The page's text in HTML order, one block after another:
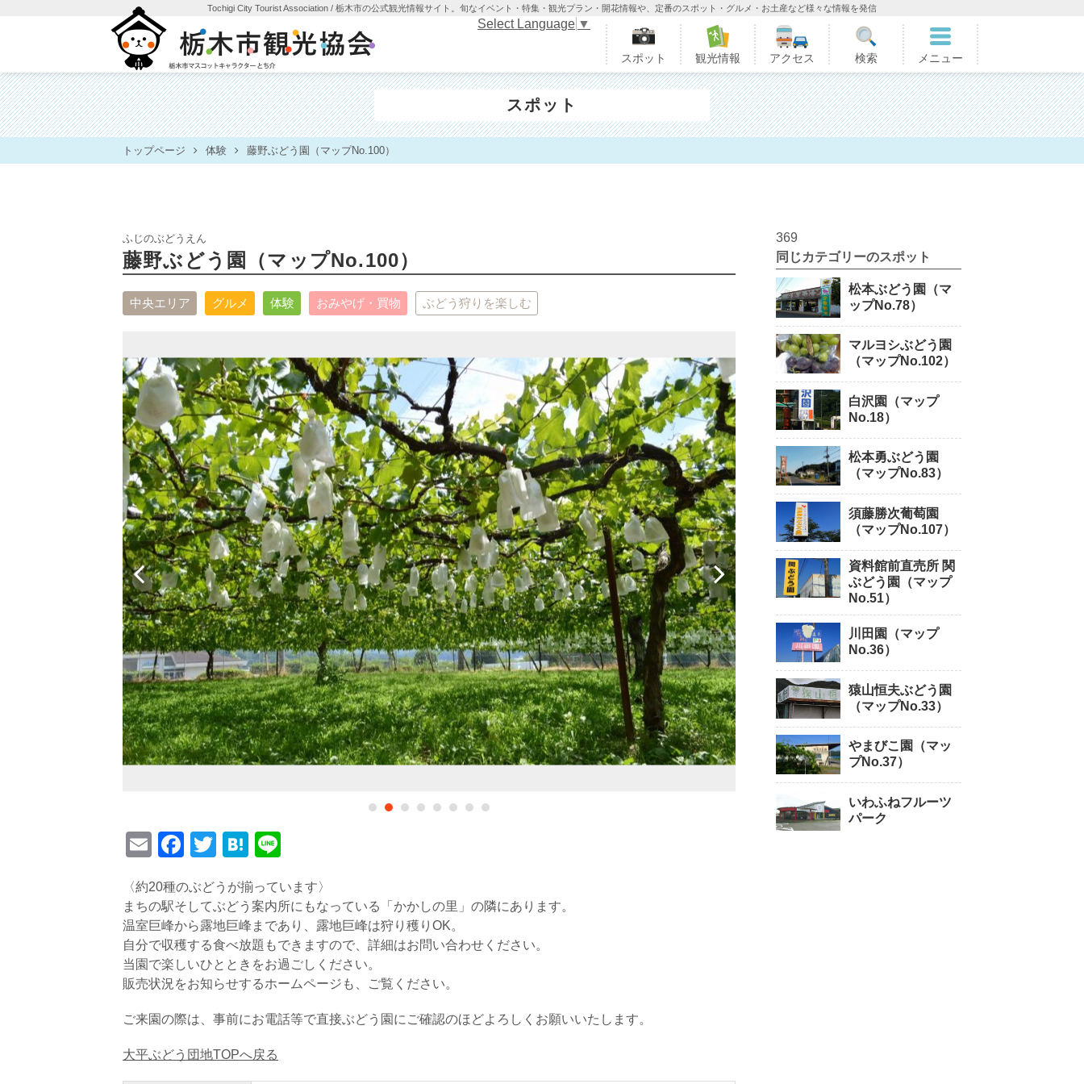
Tochigi City Tourist Association / 栃木市の公式観光情報サイト。旬なイベント・特集・観光プラン・開花情報や、定番のスポット・グルメ・お土産など様々な情報を発信
栃木市観光協会
スポット 観光情報 アクセス 検索 メニュー
Select Language ▼
スポット
トップページ 体験 藤野ぶどう園（マップNo.100）
ふじのぶどうえん
藤野ぶどう園（マップNo.100）
中央エリア グルメ 体験 おみやげ・買物 ぶどう狩りを楽しむ
E
ail
F
c
e
b
o
o
k
T
tt
er
H
e
n
a
e
〈約20種のぶどうが揃っています〉
まちの駅そしてぶどう案内所にもなっている「かかしの里」の隣にあります。
温室巨峰から露地巨峰まであり、露地巨峰は狩り穫りOK。
自分で収穫する食べ放題もできますので、詳細はお問い合わせください。
当園で楽しいひとときをお過ごしください。
販売状況をお知らせするホームページも、ご覧ください。
ご来園の際は、事前にお電話等で直接ぶどう園にご確認のほどよろしくお願いいたします。
大平ぶどう団地TOPへ戻る
369
同じカテゴリーのスポット
松本ぶどう園（マ
ップNo.78）
マルヨシぶどう園
（マップNo.102）
白沢園（マップ
No.18）
松本勇ぶどう園
（マップNo.83）
須藤勝次葡萄園
（マップNo.107）
資料館前直売所 関
ぶどう園（マップ
No.51）
川田園（マップ
No.36）
猿山恒夫ぶどう園
（マップNo.33）
やまびこ園（マッ
プNo.37）
いわふねフルーツ
パーク